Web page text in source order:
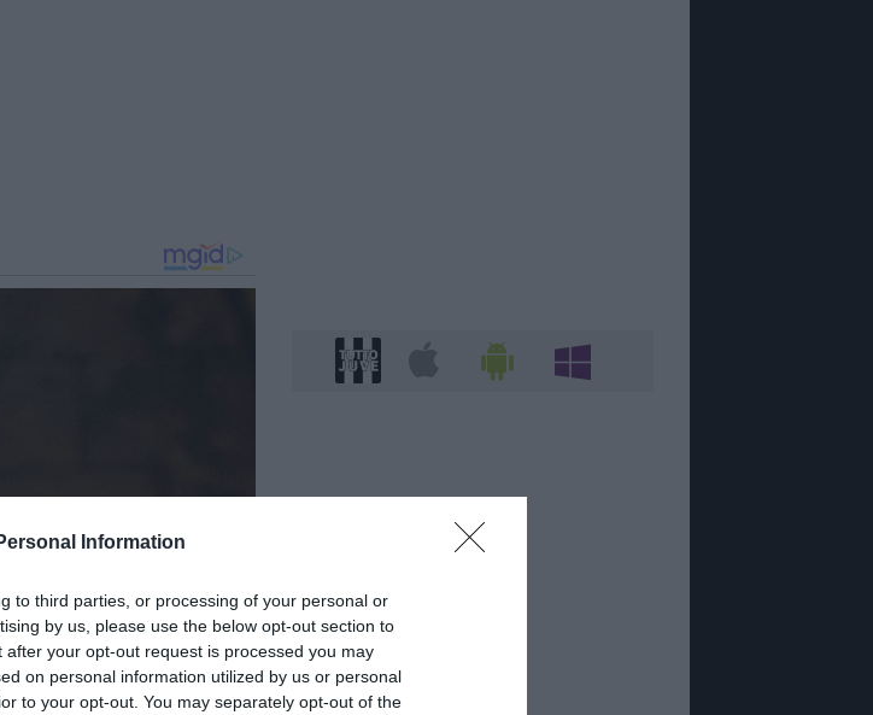
Information
to third parties, or processing of your personal or
by us, please use the below opt-out section to
your opt-out request is processed you may
on personal information utilized by us or personal
to your opt-out. You may separately opt-out of the